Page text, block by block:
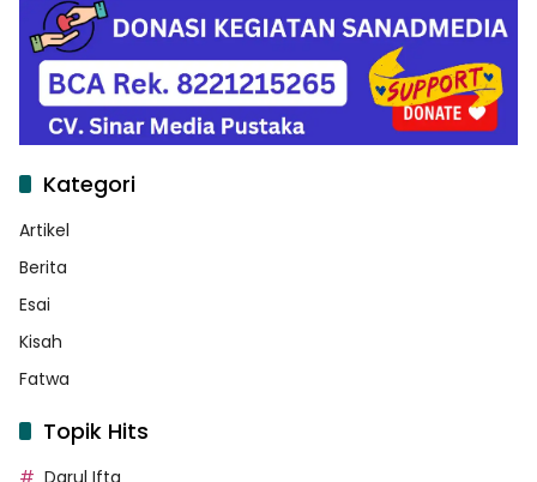
Kategori
Artikel
Berita
Esai
Kisah
Fatwa
Topik Hits
Darul Ifta